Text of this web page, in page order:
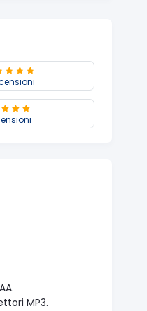
MP3.